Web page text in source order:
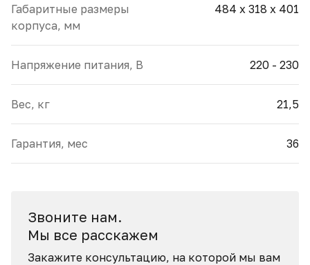
Габаритные размеры
корпуса, мм
484 x 318 x 401
Напряжение питания, В 220 - 230
Вес, кг 21,5
Гарантия, мес 36
Звоните нам.
Мы все расскажем
Закажите консультацию, на которой мы вам